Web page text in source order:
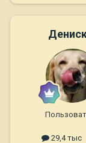
29,4 тыс